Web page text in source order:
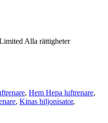
Alla rättigheter
, Hem Hepa luftrenare,
, Kinas biljonisator,